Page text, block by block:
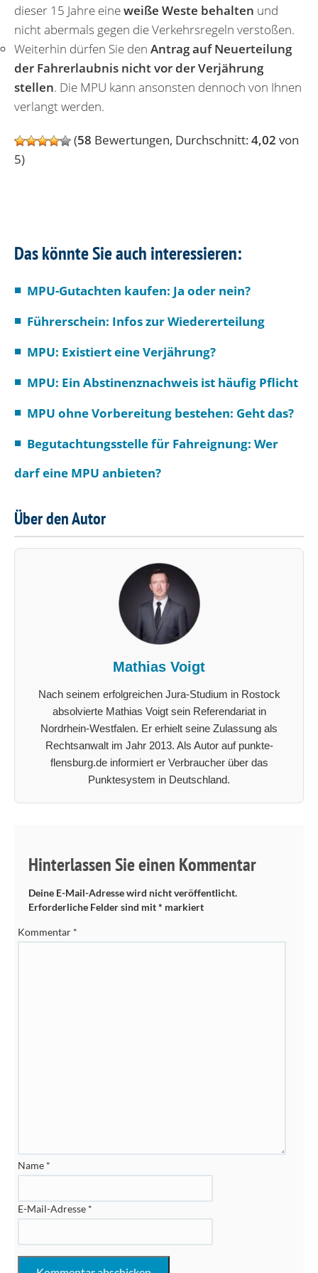
dieser 15 Jahre eineweiße Weste behalten und
nicht abermals gegen die Verkehrsregeln verstoßen.
Weiterhin dürfen Sie den Antrag auf Neuerteilung
der Fahrerlaubnis nicht vor der Verjährung
stellen. Die MPU kann ansonsten dennoch von Ihnen
verlangt werden.
(58 Bewertungen, Durchschnitt:4,02 von
5)
Das könnte Sie auch interessieren:
MPU-Gutachten kaufen: Ja oder nein?
Führerschein: Infos zur Wiedererteilung
MPU: Existiert eine Verjährung?
MPU: Ein Abstinenznachweis ist häufig Pflicht
MPU ohne Vorbereitung bestehen: Geht das?
Begutachtungsstelle für Fahreignung: Wer
darf eine MPU anbieten?
Über den Autor
Mathias Voigt
Nach seinem erfolgreichen Jura-Studium in Rostock
absolvierte Mathias Voigt sein Referendariat in
Nordrhein-Westfalen. Er erhielt seine Zulassung als
Rechtsanwalt im Jahr 2013. Als Autor auf punkte-
flensburg.de informiert er Verbraucher über das
Punktesystem in Deutschland.
Hinterlassen Sie einen Kommentar
Deine E-Mail-Adresse wird nicht veröffentlicht.
Erforderliche Felder sind mit* markiert
Kommentar *
Name *
E-Mail-Adresse *